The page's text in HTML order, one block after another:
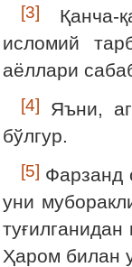
[3] Қанча-
исломий
аёллари
[4] Яъни,
бўлгур.
[5] Фарзанд
уни
Ҳаром билан